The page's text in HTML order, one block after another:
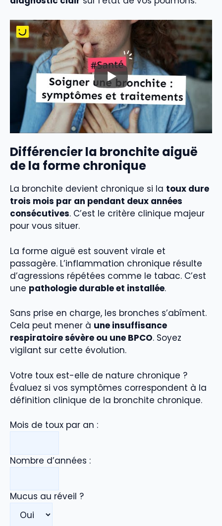
Différencier la bronchite aiguë
de la forme chronique
La bronchite devient chronique si la toux dure
trois mois par an pendant deux années
consécutives. C’est le critère clinique majeur
pour vous situer.
La forme aiguë est souvent virale et
passagère. L’inflammation chronique résulte
d’agressions répétées comme le tabac. C’est
une pathologie durable et installée.
Sans prise en charge, les bronches s’abîment.
Cela peut mener à une insuffisance
respiratoire sévère ou une BPCO. Soyez
vigilant sur cette évolution.
Votre toux est-elle de nature chronique ?
Évaluez si vos symptômes correspondent à la
définition clinique de la bronchite chronique.
Mois de toux par an :
Nombre d’années :
Mucus au réveil ?